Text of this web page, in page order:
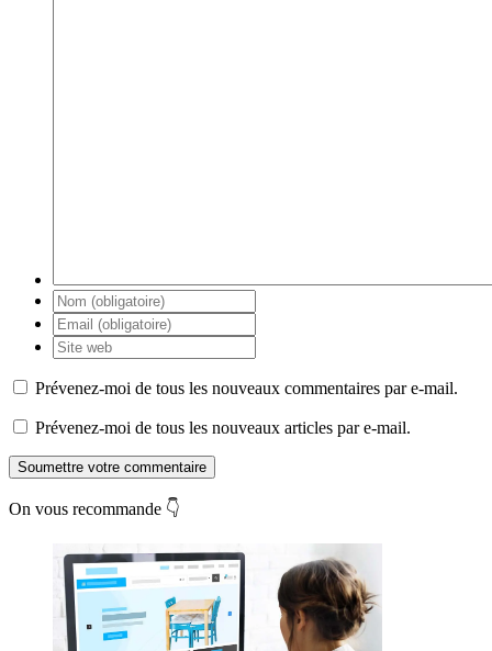
Prévenez-moi de tous les nouveaux commentaires par e-mail.
Prévenez-moi de tous les nouveaux articles par e-mail.
Soumettre votre commentaire
On vous recommande 👇